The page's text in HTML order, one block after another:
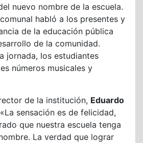
nuevo nombre de la escuela.
habló a los presentes y
de la educación pública
de la comunidad.
jornada, los estudiantes
números musicales y
de la institución, Eduardo
sensación es de felicidad,
que nuestra escuela tenga
La verdad que lograr